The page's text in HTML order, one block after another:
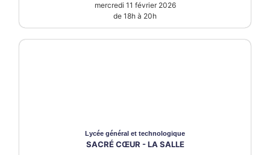
mercredi 11 février 2026
de 18h à 20h
Lycée général et technologique
SACRÉ CŒUR - LA SALLE